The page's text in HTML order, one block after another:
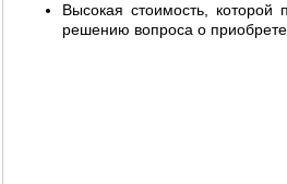
Высокая стоимость, которой
решению вопроса о